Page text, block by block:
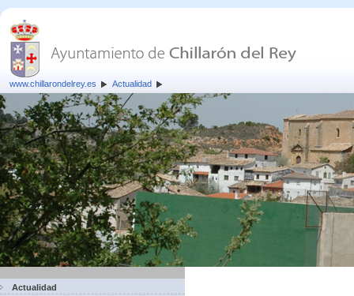
www.chillarondelrey.es Actualidad
Actualidad